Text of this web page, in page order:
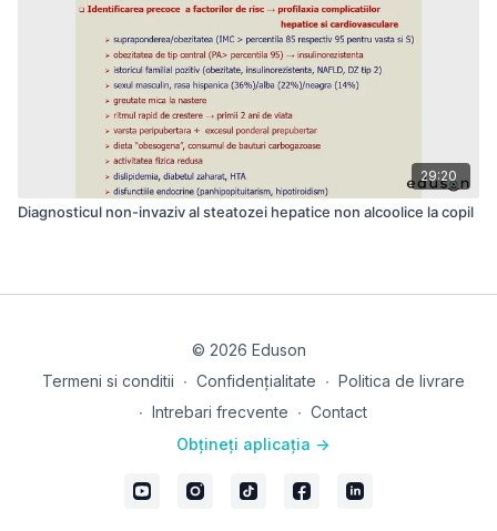
29:20
Diagnosticul non-invaziv al steatozei hepatice non alcoolice la copil
© 2026 Eduson
Termeni si conditii ∙ Confidențialitate ∙ Politica de livrare
∙ Intrebari frecvente ∙ Contact
Obțineți aplicația ->